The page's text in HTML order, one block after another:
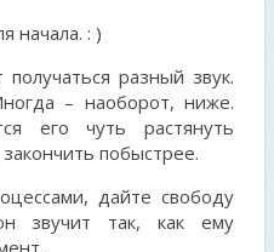
начала. : )
разный звук.
– наоборот, ниже.
его чуть растянуть
побыстрее.
дайте свободу
звучит так, как ему